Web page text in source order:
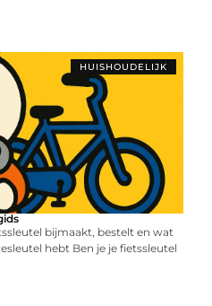
HUISHOUDELIJK
bijmaakt, bestelt en wat
hebt Ben je je fietssleutel